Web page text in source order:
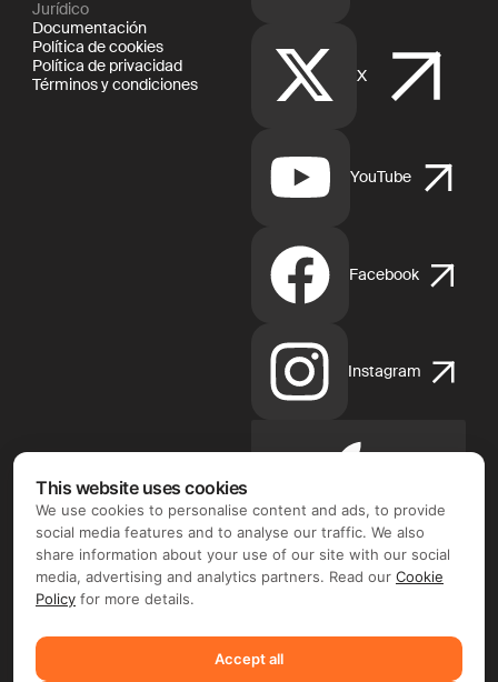
Jurídico
Documentación
Política de cookies
Política de privacidad
Términos y condiciones
X
YouTube
Facebook
Instagram
App
Store
This website uses cookies
We use cookies to personalise content and ads, to provide
social media features and to analyse our traffic. We also
share information about your use of our site with our social
media, advertising and analytics partners. Read our Cookie
Policy for more details.
Accept all